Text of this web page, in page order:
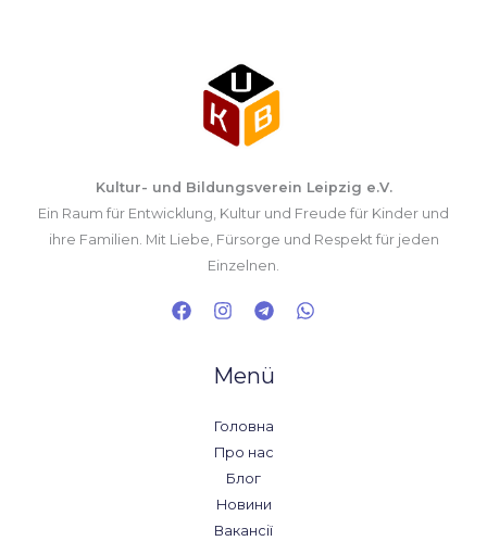
Kultur- und Bildungsverein Leipzig e.V.
Ein Raum für Entwicklung, Kultur und Freude für Kinder und
ihre Familien. Mit Liebe, Fürsorge und Respekt für jeden
Einzelnen.
Menü
Головна
Про нас
Блог
Новини
Вакансії